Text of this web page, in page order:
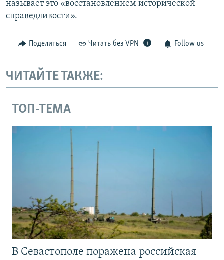
называет это «восстановлением исторической
справедливости».
Поделиться Читать без VPN Follow us
ЧИТАЙТЕ ТАКЖЕ:
ТОП-ТЕМА
В Севастополе поражена российская